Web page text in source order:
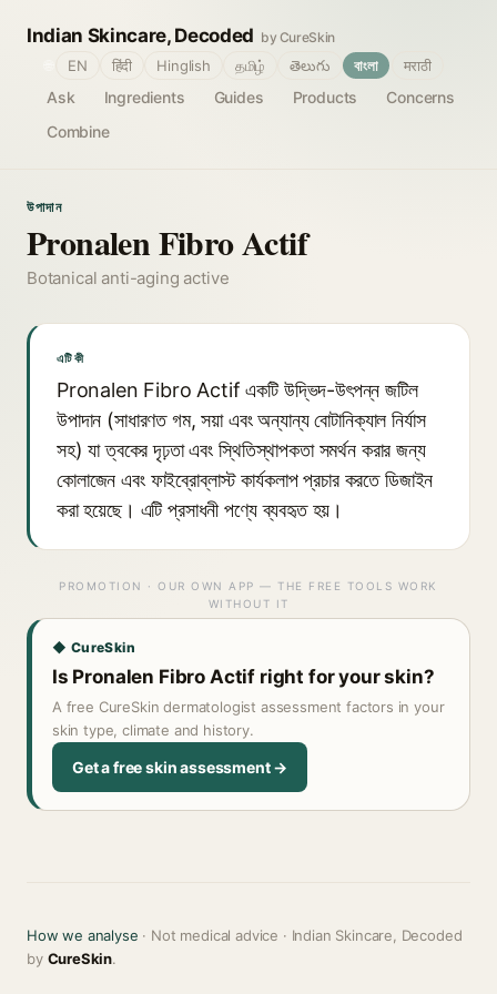
Indian Skincare, Decoded by CureSkin
Ask Ingredients Guides Products
Concerns
Combine
EN हिंदी Hinglish தமிழ் తెలుగు বাংলা मराठी
উপাদান
Pronalen Fibro Actif
Botanical anti-aging active
এটি কী
Pronalen Fibro Actif একটি উদ্ভিদ-উৎপন্ন জটিল
উপাদান (সাধারণত গম, সয়া এবং অন্যান্য বোটানিক্যাল নির্যাস
সহ) যা ত্বকের দৃঢ়তা এবং স্থিতিস্থাপকতা সমর্থন করার জন্য
কোলাজেন এবং ফাইব্রোব্লাস্ট কার্যকলাপ প্রচার করতে ডিজাইন
করা হয়েছে। এটি প্রসাধনী পণ্যে ব্যবহৃত হয়।
PROMOTION · OUR OWN APP — THE FREE TOOLS WORK
WITHOUT IT
◆ CureSkin
Is Pronalen Fibro Actif right for your skin?
A free CureSkin dermatologist assessment factors in your
skin type, climate and history.
Get a free skin assessment →
How we analyse · Not medical advice · Indian Skincare, Decoded
by CureSkin.